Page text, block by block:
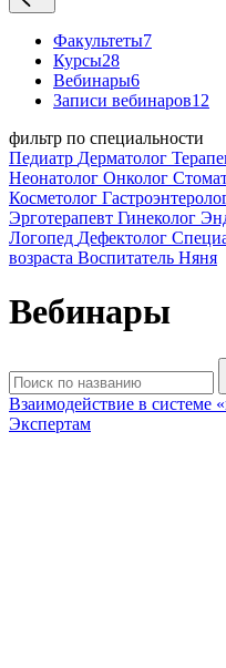
Факультеты7
Курсы28
Вебинары6
Записи вебинаров12
фильтр по специальности
Педиатр Дерматолог
Неонатолог Онколог
Косметолог
Эрготерапевт Гинеколог
Логопед Дефектолог
возраста Воспитатель Няня
Вебинары
Взаимодействие в системе
Экспертам